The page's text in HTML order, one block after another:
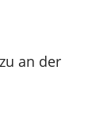
an der